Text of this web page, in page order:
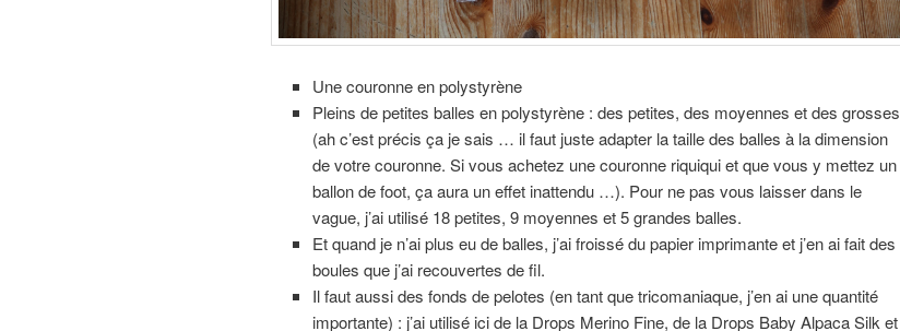
Une couronne en polystyrène
Pleins de petites balles en polystyrène : des petites, des moyennes et des grosses
(ah c’est précis ça je sais … il faut juste adapter la taille des balles à la dimension
de votre couronne. Si vous achetez une couronne riquiqui et que vous y mettez un
ballon de foot, ça aura un effet inattendu …). Pour ne pas vous laisser dans le
vague, j’ai utilisé 18 petites, 9 moyennes et 5 grandes balles.
Et quand je n’ai plus eu de balles, j’ai froissé du papier imprimante et j’en ai fait des
boules que j’ai recouvertes de fil.
Il faut aussi des fonds de pelotes (en tant que tricomaniaque, j’en ai une quantité
importante) : j’ai utilisé ici de la Drops Merino Fine, de la Drops Baby Alpaca Silk et